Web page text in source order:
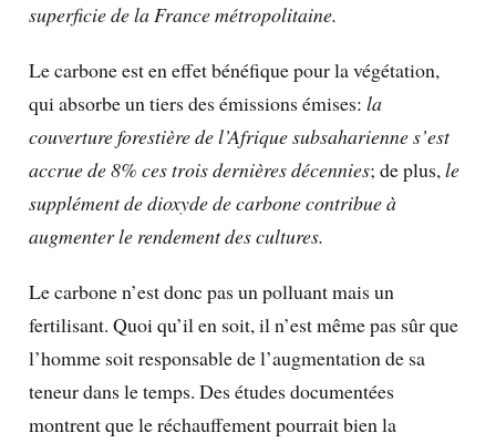
superficie de la France métropolitaine.
Le carbone est en effet bénéfique pour la végétation,
qui absorbe un tiers des émissions émises: la
couverture forestière de l’Afrique subsaharienne s’est
accrue de 8% ces trois dernières décennies; de plus,le
supplément de dioxyde de carbone contribue à
augmenter le rendement des cultures.
Le carbone n’est donc pas un polluant mais un
fertilisant. Quoi qu’il en soit, il n’est même pas sûr que
l’homme soit responsable de l’augmentation de sa
teneur dans le temps. Des études documentées
montrent que le réchauffement pourrait bien la